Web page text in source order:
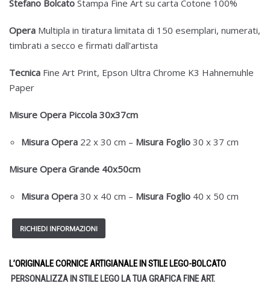
Stefano Bolcato Stampa Fine Art su carta Cotone 100%
Opera Multipla in tiratura limitata di 150 esemplari, numerati,
timbrati a secco e firmati dall’artista
Tecnica Fine Art Print, Epson Ultra Chrome K3 Hahnemuhle
Paper
Misure Opera Piccola 30x37cm
Misura Opera 22 x 30 cm – Misura Foglio 30 x 37 cm
Misure Opera Grande 40x50cm
Misura Opera 30 x 40 cm – Misura Foglio 40 x 50 cm
L’ORIGINALE CORNICE ARTIGIANALE IN STILE LEGO-BOLCATO
PERSONALIZZA IN STILE LEGO LA TUA GRAFICA FINE ART.